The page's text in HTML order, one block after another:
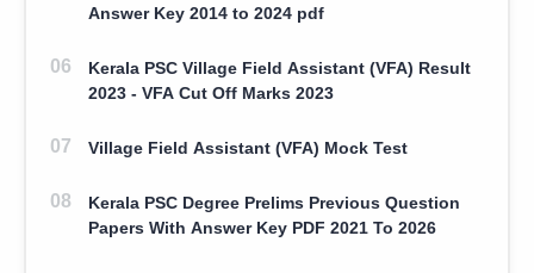
Answer Key 2014 to 2024 pdf
Kerala PSC Village Field Assistant (VFA) Result
2023 - VFA Cut Off Marks 2023
Village Field Assistant (VFA) Mock Test
Kerala PSC Degree Prelims Previous Question
Papers With Answer Key PDF 2021 To 2026